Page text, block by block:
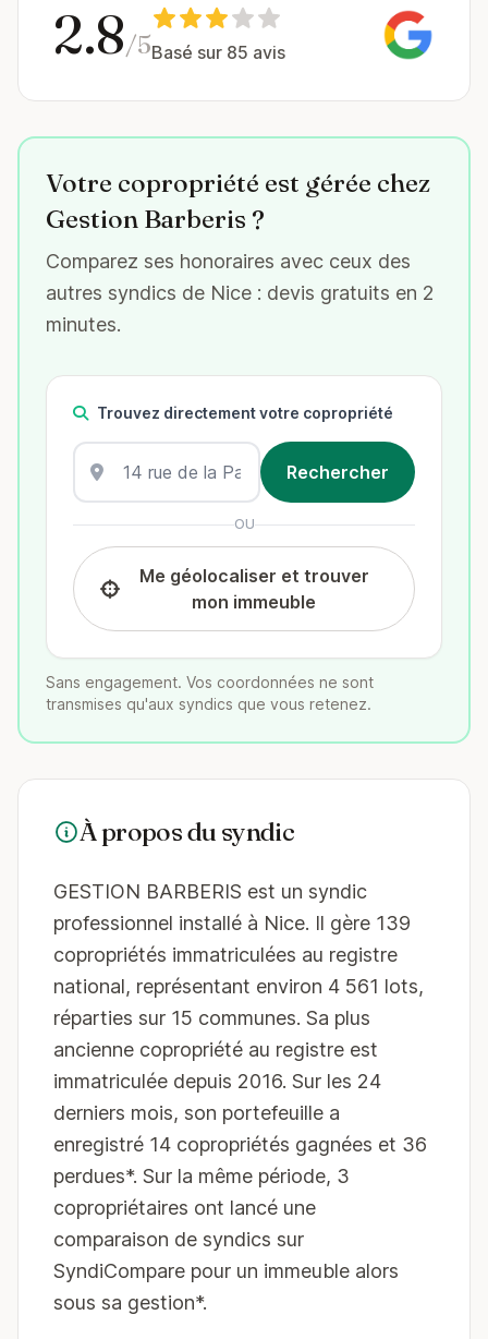
2.8/5Basé sur 85 avis
Votre copropriété est gérée chez
Gestion Barberis ?
Comparez ses honoraires avec ceux des
autres syndics de Nice : devis gratuits en 2
minutes.
Trouvez directement votre copropriété
OU
Me géolocaliser et trouver
mon immeuble
Sans engagement. Vos coordonnées ne sont
transmises qu'aux syndics que vous retenez.
À propos du syndic
GESTION BARBERIS est un syndic
professionnel installé à Nice. Il gère 139
copropriétés immatriculées au registre
national, représentant environ 4 561 lots,
réparties sur 15 communes. Sa plus
ancienne copropriété au registre est
immatriculée depuis 2016. Sur les 24
derniers mois, son portefeuille a
enregistré 14 copropriétés gagnées et 36
perdues*. Sur la même période, 3
copropriétaires ont lancé une
comparaison de syndics sur
SyndiCompare pour un immeuble alors
sous sa gestion*.